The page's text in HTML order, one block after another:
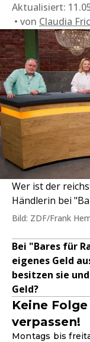
Aktualisiert:
von Claudia
Wer ist der
Händlerin bei
Bild: ZDF/Frank
Bei "Bares für
eigenes Geld
besitzen sie
Geld?
Keine
verpassen!
Montags bis